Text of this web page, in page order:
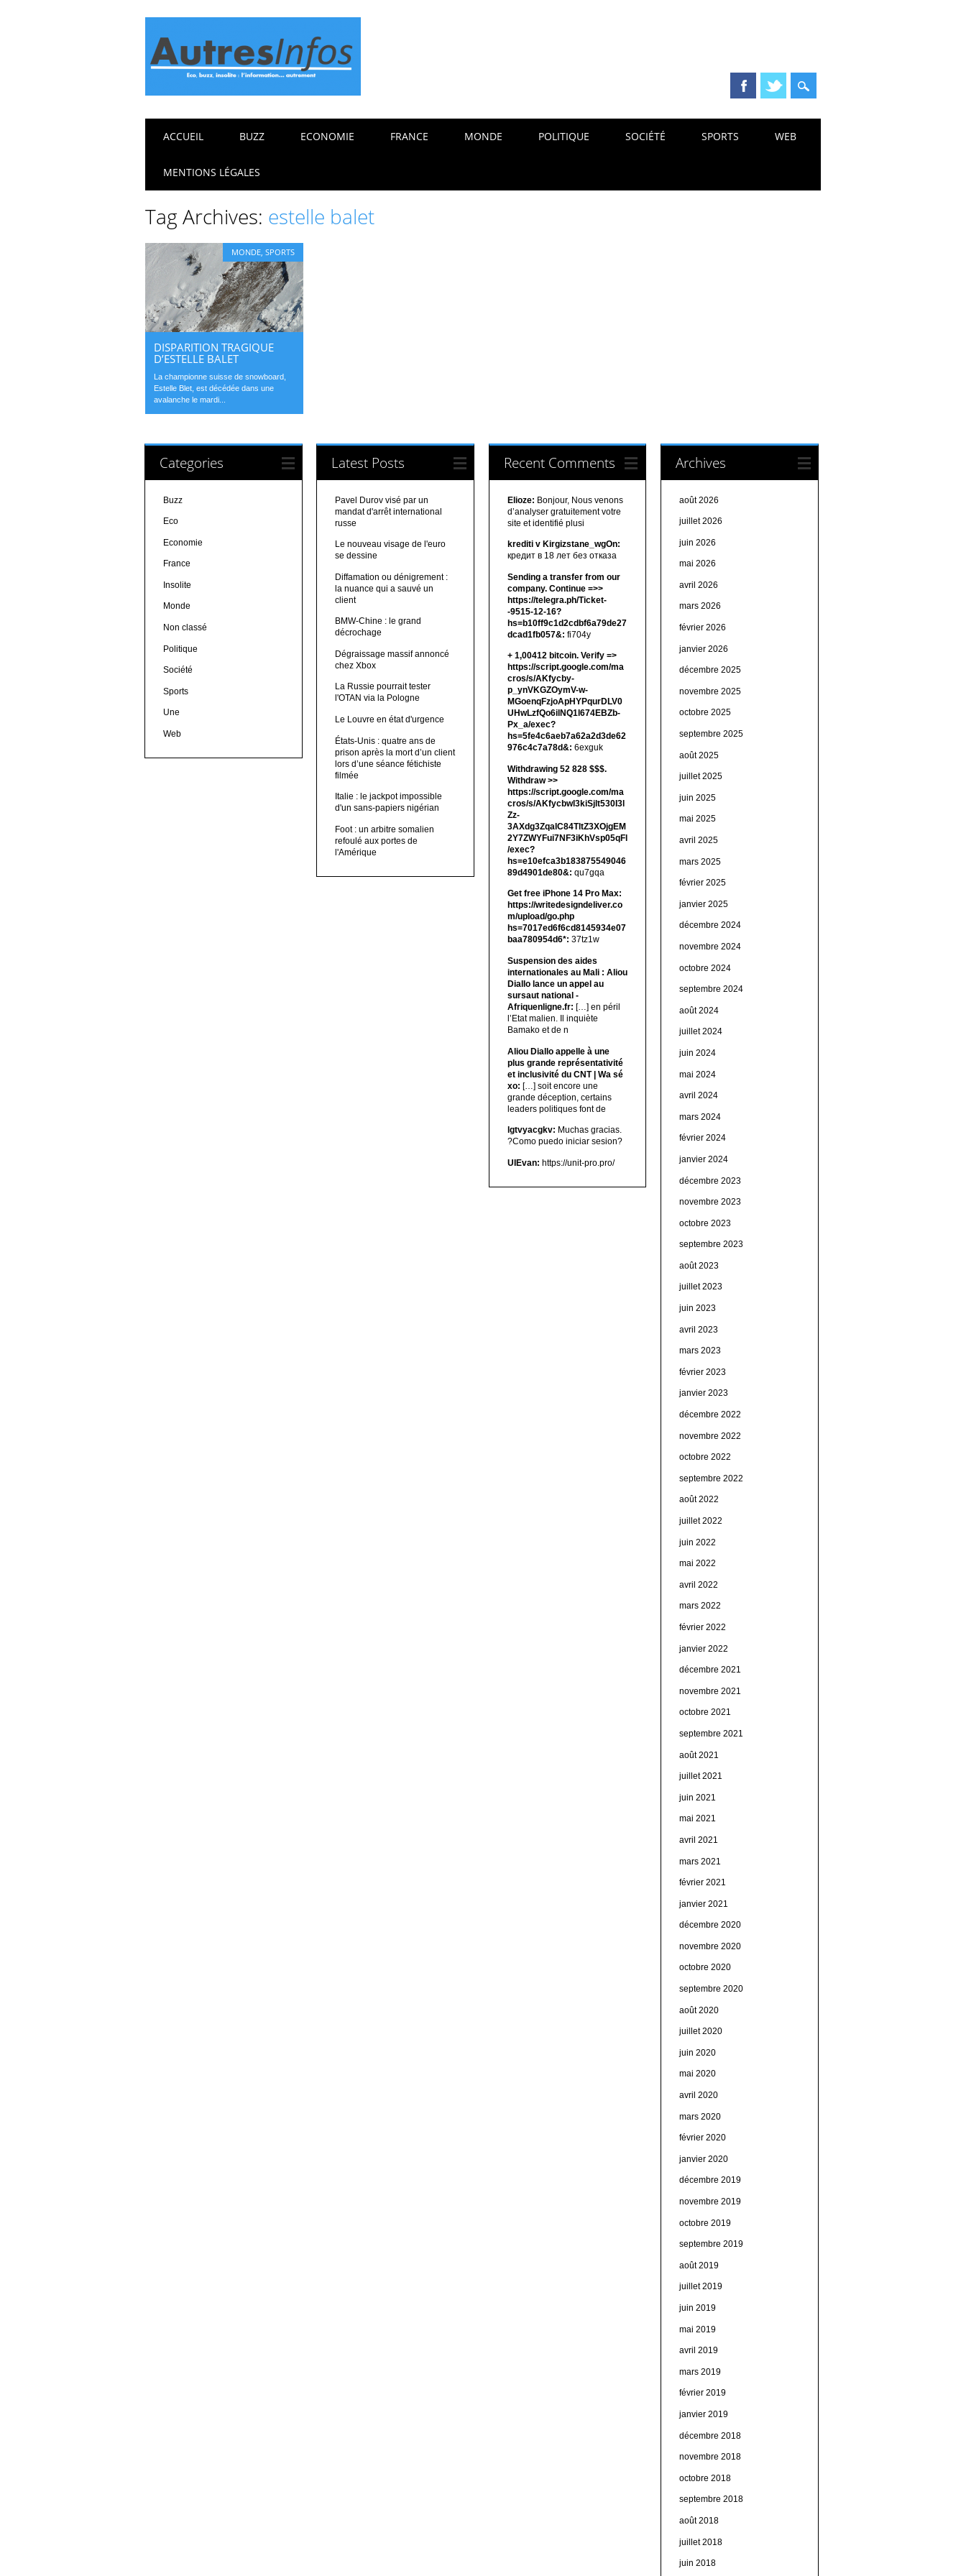
Main menu
ACCUEIL BUZZ ECONOMIE FRANCE MONDE POLITIQUE SOCIÉTÉ SPORTS WEB
MENTIONS LÉGALES
Tag Archives: estelle balet
MONDE,SPORTS
DISPARITION TRAGIQUE
D’ESTELLE BALET
La championne suisse de snowboard,
Estelle Blet, est décédée dans une
avalanche le mardi...
Categories
Buzz
Eco
Economie
France
Insolite
Monde
Non classé
Politique
Société
Sports
Une
Web
Latest Posts
Pavel Durov visé par un
mandat d'arrêt international
russe
Le nouveau visage de l'euro
se dessine
Diffamation ou dénigrement :
la nuance qui a sauvé un
client
BMW-Chine : le grand
décrochage
Dégraissage massif annoncé
chez Xbox
La Russie pourrait tester
l'OTAN via la Pologne
Le Louvre en état d'urgence
États-Unis : quatre ans de
prison après la mort d’un client
lors d’une séance fétichiste
filmée
Italie : le jackpot impossible
d'un sans-papiers nigérian
Foot : un arbitre somalien
refoulé aux portes de
l'Amérique
Recent Comments
Elioze: Bonjour, Nous venons
d’analyser gratuitement votre
site et identifié plusi
krediti v Kirgizstane_wgOn:
кредит в 18 лет без отказа
Sending a transfer from our
company. Continue =>>
https://telegra.ph/Ticket-
-9515-12-16?
hs=b10ff9c1d2cdbf6a79de27
dcad1fb057&: fi704y
+ 1,00412 bitсоin. Verify =>
https://script.google.com/ma
cros/s/AKfycby-
p_ynVKGZOymV-w-
MGoenqFzjoApHYPqurDLV0
UHwLzfQo6ilNQ1l674EBZb-
Px_a/exec?
hs=5fe4c6aeb7a62a2d3de62
976c4c7a78d&: 6exguk
Withdrawing 52 828 $$$.
Withdrаw >>
https://script.google.com/ma
cros/s/AKfycbwl3kiSjlt530I3l
Zz-
3AXdg3ZqalC84TltZ3XOjgEM
2Y7ZWYFui7NF3iKhVsp05qFl
/exec?
hs=e10efca3b183875549046
89d4901de80&: qu7gqa
Get free iPhone 14 Pro Max:
https://writedesigndeliver.co
m/upload/go.php
hs=7017ed6f6cd8145934e07
baa780954d6*: 37tz1w
Suspension des aides
internationales au Mali : Aliou
Diallo lance un appel au
sursaut national -
Afriquenligne.fr: […] en péril
l’Etat malien. Il inquiète
Bamako et de n
Aliou Diallo appelle à une
plus grande représentativité
et inclusivité du CNT | Wa sé
xo: […] soit encore une
grande déception, certains
leaders politiques font de
lgtvyacgkv: Muchas gracias.
?Como puedo iniciar sesion?
UIEvan: https://unit-pro.pro/
Archives
août 2026
juillet 2026
juin 2026
mai 2026
avril 2026
mars 2026
février 2026
janvier 2026
décembre 2025
novembre 2025
octobre 2025
septembre 2025
août 2025
juillet 2025
juin 2025
mai 2025
avril 2025
mars 2025
février 2025
janvier 2025
décembre 2024
novembre 2024
octobre 2024
septembre 2024
août 2024
juillet 2024
juin 2024
mai 2024
avril 2024
mars 2024
février 2024
janvier 2024
décembre 2023
novembre 2023
octobre 2023
septembre 2023
août 2023
juillet 2023
juin 2023
avril 2023
mars 2023
février 2023
janvier 2023
décembre 2022
novembre 2022
octobre 2022
septembre 2022
août 2022
juillet 2022
juin 2022
mai 2022
avril 2022
mars 2022
février 2022
janvier 2022
décembre 2021
novembre 2021
octobre 2021
septembre 2021
août 2021
juillet 2021
juin 2021
mai 2021
avril 2021
mars 2021
février 2021
janvier 2021
décembre 2020
novembre 2020
octobre 2020
septembre 2020
août 2020
juillet 2020
juin 2020
mai 2020
avril 2020
mars 2020
février 2020
janvier 2020
décembre 2019
novembre 2019
octobre 2019
septembre 2019
août 2019
juillet 2019
juin 2019
mai 2019
avril 2019
mars 2019
février 2019
janvier 2019
décembre 2018
novembre 2018
octobre 2018
septembre 2018
août 2018
juillet 2018
juin 2018